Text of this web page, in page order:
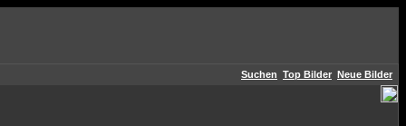
Suchen Top Bilder Neue Bilder